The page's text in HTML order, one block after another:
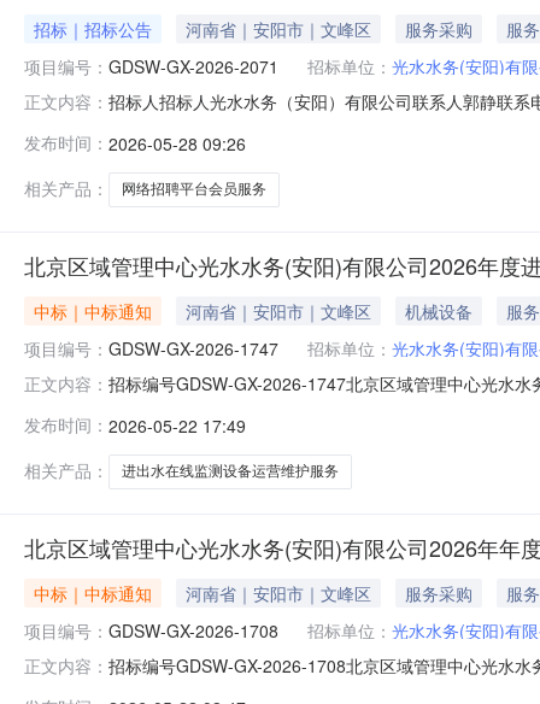
招标｜招标公告 河南省｜安阳市｜文峰区 服务采购
服务
项目编号： GDSW-GX-2026-2071 招标单位： 光水水务(安阳)有
正文内容： 招标人招标人光水水务（安阳）有限公司联系人郭静联
发布时间： 2026-05-28 09:26
相关产品：
网络招聘平台会员服务
北京区域管理中心光水水务(安阳)有限公司2026年度
中标｜中标通知 河南省｜安阳市｜文峰区 机械设备
服务
项目编号： GDSW-GX-2026-1747 招标单位： 光水水务(安阳)有
正文内容： 招标编号GDSW-GX-2026-1747北京区域管理中心光水
发布时间： 2026-05-22 17:49
相关产品：
进出水在线监测设备运营维护服务
北京区域管理中心光水水务(安阳)有限公司2026年年
中标｜中标通知 河南省｜安阳市｜文峰区 服务采购
服务
项目编号： GDSW-GX-2026-1708 招标单位： 光水水务(安阳)有
正文内容： 招标编号GDSW-GX-2026-1708北京区域管理中心光水